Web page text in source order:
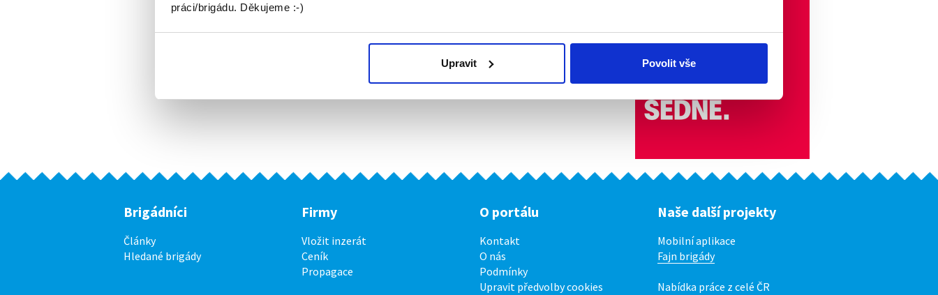
práci/brigádu. Děkujeme :-)
Upravit Povolit vše
Brigádníci
Články
Hledané brigády
Firmy
Vložit inzerát
Ceník
Propagace
O portálu
Kontakt
O nás
Podmínky
Upravit předvolby cookies
Naše další projekty
Mobilní aplikace
Fajn brigády
Nabídka práce z celé ČR